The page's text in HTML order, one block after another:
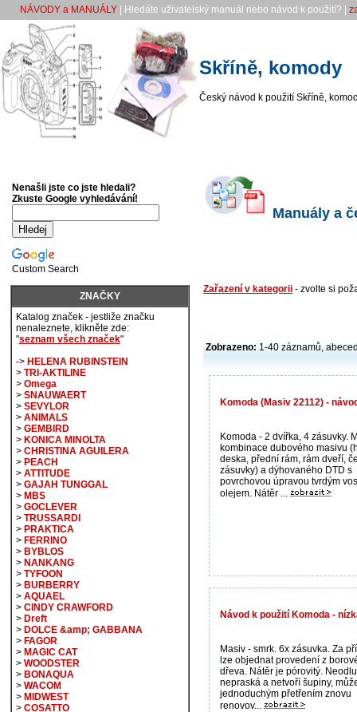
NÁVODY a MANUÁLY| Hledáte uživatelský manuál nebo návod k použití? |
Skříně, komody
Český návod k použití Skříně,
Manuály a
Zařazení v kategorii - zvolte si
Zobrazeno: 1-40 záznamů,
Komoda (Masiv 22112) -
Komoda - 2 dvířka, 4 zásuvky.
kombinace dubového masivu
deska, přední rám, rám dveří,
zásuvky) a dýhovaného DTD s
povrchovou úpravou tvrdým
olejem. Nátěr ...
Návod k použití Komoda -
Masiv - smrk. 6x zásuvka. Za
lze objednat provedení z
dřeva. Nátěr je pórovitý.
nepraská a netvoří šupiny,
jednoduchým přetřením znovu
renovov...
Nenašli jste co jste hledali?
Zkuste Google vyhledávání!
Custom Search
ZNAČKY
Katalog značek - jestliže značku
nenaleznete, klikněte zde:
"seznam všech značek"
-> HELENA RUBINSTEIN
> TRI-AKTILINE
> Omega
> SNAUWAERT
> SEVYLOR
> ANIMALS
> GEMBIRD
> KONICA MINOLTA
> CHRISTINA AGUILERA
> PEACH
> ATTITUDE
> GAJAH TUNGGAL
> MBS
> GOCLEVER
> TRUSSARDI
> PRAKTICA
> FERRINO
> BYBLOS
> NANKANG
> TYFOON
> BURBERRY
> AQUAEL
> CINDY CRAWFORD
> Dreft
> DOLCE &amp; GABBANA
> FAGOR
> MAGIC CAT
> WOODSTER
> BONAQUA
> WACOM
> MIDWEST
> COSATTO